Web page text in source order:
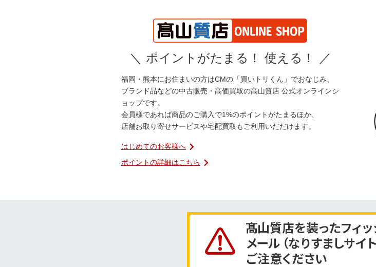
＼ ポイントがたまる！ 使える！ ／
福岡・熊本にお住まいの方はCMの「買いトリくん」でおなじみ、
ブランド品などの中古販売・高価買取の高山質店 公式オンラインシ
ョップです。
会員様であれば商品のご購入で1%のポイントがたまるほか、
店舗お取り寄せサービスや宅配買取もご利用いだだけます。
はじめてのお客様へ
ポイントの詳細はこちら